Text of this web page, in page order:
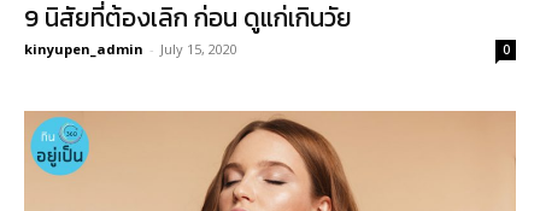
9 นิสัยที่ต้องเลิก ก่อน ดูแก่เกินวัย
kinyupen_admin - July 15, 2020 0